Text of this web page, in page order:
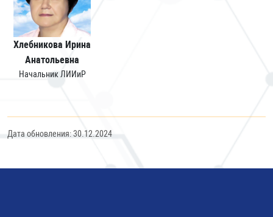
Хлебникова Ирина
Анатольевна
Начальник ЛИИиР
Дата обновления: 30.12.2024